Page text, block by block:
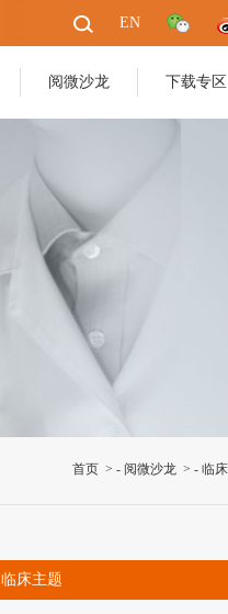
EN
阅微沙龙 下载专区
首页 > - 阅微沙龙 > - 临
临床主题